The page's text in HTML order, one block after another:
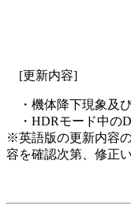
[更新内容]
・機体降下現象及
・HDRモード中の
※英語版の更新内容
容を確認次第、修正